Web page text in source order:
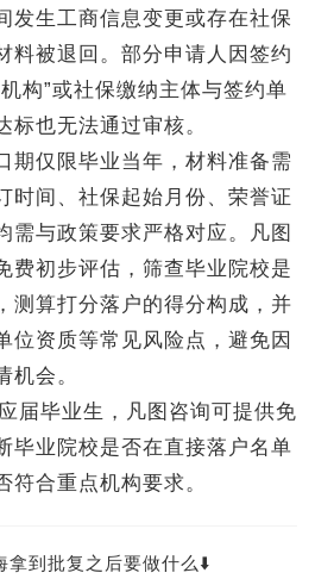
发生工商信息变更或存在社保
料被退回。部分申请人因签约
构”或社保缴纳主体与签约单
标也无法通过审核。
仅限毕业当年，材料准备需
时间、社保起始月份、荣誉证
需与政策要求严格对应。凡图
费初步评估，筛查毕业院校是
测算打分落户的得分构成，并
位资质等常见风险点，避免因
机会。
毕业生，凡图咨询可提供免
毕业院校是否在直接落户名单
符合重点机构要求。
拿到批复之后要做什么⬇️